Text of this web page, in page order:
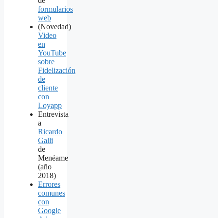
formularios
web
(Novedad)
Video
en
YouTube
sobre
Fidelización
de
cliente
con
Loyapp
Entrevista
a
Ricardo
Galli
de
Menéame
(año
2018)
Errores
comunes
con
Google